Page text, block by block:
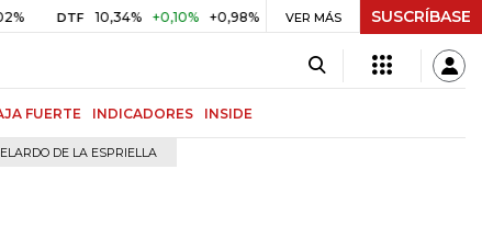
DTF 10,34% +0,10% +0,98% UVR $ 416,91 +$ 0,05 +0,01%
VER MÁS SUSCRÍBASE
FUERTE INDICADORES INSIDE
DE LA ESPRIELLA